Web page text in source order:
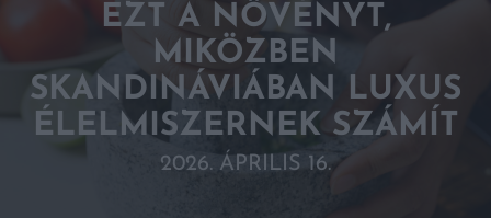
EZT A NÖVÉNYT,
MIKÖZBEN
SKANDINÁVIÁBAN LUXUS
ÉLELMISZERNEK SZÁMÍT
2026. ÁPRILIS 16.